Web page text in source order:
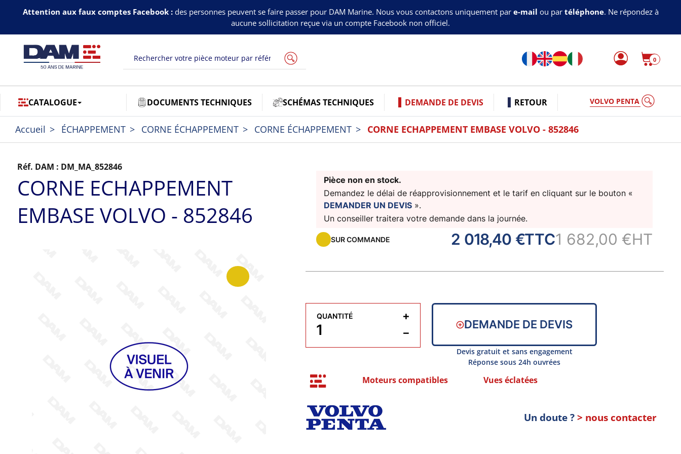
Attention aux faux comptes Facebook :des personnes peuvent se faire passer pour DAM Marine. Nous vous contactons uniquement par e-mail ou par téléphone. Ne répondez à
aucune sollicitation reçue via un compte Facebook non officiel.
0
CATALOGUE DOCUMENTS TECHNIQUES SCHÉMAS TECHNIQUES DEMANDE DE DEVIS RETOUR VOLVO PENTA
Accueil ÉCHAPPEMENT CORNE ÉCHAPPEMENT CORNE ÉCHAPPEMENT CORNE ECHAPPEMENT EMBASE VOLVO - 852846
Réf. DAM : DM_MA_852846
CORNE ECHAPPEMENT
EMBASE VOLVO - 852846
Pièce non en stock.
Demandez le délai de réapprovisionnement et le tarif en cliquant sur le bouton «
DEMANDER UN DEVIS».
Un conseiller traitera votre demande dans la journée.
SUR COMMANDE 2 018,40 €TTC1 682,00 €HT
QUANTITÉ
−
+
DEMANDE DE DEVIS
Devis gratuit et sans engagement
Réponse sous 24h ouvrées
Moteurs compatibles Vues éclatées
Un doute ?> nous contacter